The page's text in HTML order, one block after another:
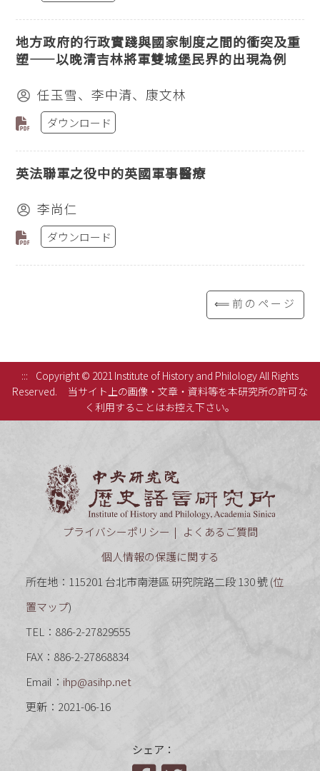
地方政府的行政實踐與國家制度之間的衝突及重
塑——以晚清吉林將軍雙城堡民界的出現為例
任玉雪、李中清、康文林
ダウンロード
英法聯軍之役中的英國軍事醫療
李尚仁
ダウンロード
⟸前のページ
:::
Copyright © 2021 Institute of History and Philology All Rights
Reserved.
当サイト上の画像・文章・資料等を本研究所の許可な
く利用することはお控え下さい。
プライバシーポリシー
よくあるご質問
個人情報の保護に関する
所在地：115201 台北市南港區 研究院路二段 130 號 (位
置マップ)
TEL：886-2-27829555
FAX：886-2-27868834
Email： ihp@asihp.net
更新：2021-06-16
シェア：